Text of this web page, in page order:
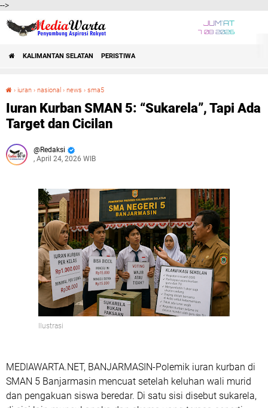
-->
JUM'AT
7 08 2026
KALIMANTAN SELATAN PERISTIWA
› iuran › nasional › news › sma5
Iuran Kurban SMAN 5: “Sukarela”, Tapi Ada
Target dan Cicilan
Redaksi
, April 24, 2026 WIB
Ilustrasi
MEDIAWARTA.NET, BANJARMASIN-Polemik iuran kurban di
SMAN 5 Banjarmasin mencuat setelah keluhan wali murid
dan pengakuan siswa beredar. Di satu sisi disebut sukarela,